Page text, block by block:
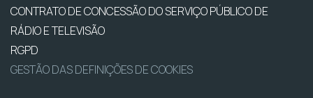
CONTRATO DE CONCESSÃO DO SERVIÇO PÚBLICO DE
RÁDIO E TELEVISÃO
RGPD
GESTÃO DAS DEFINIÇÕES DE COOKIES